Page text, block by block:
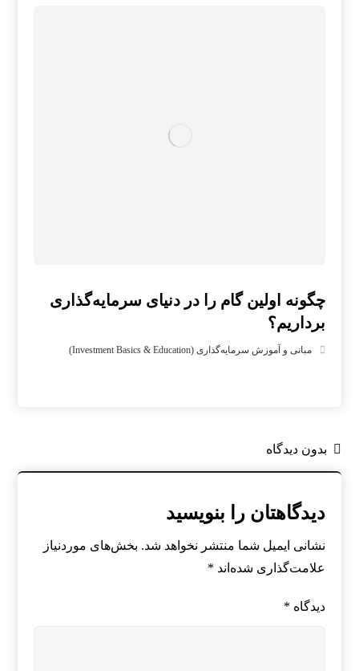
چگونه اولین گام را در دنیای سرمایه‌گذاری
برداریم؟
مبانی و آموزش سرمایه‌گذاری (Investment Basics & Education)
بدون دیدگاه
دیدگاهتان را بنویسید
نشانی ایمیل شما منتشر نخواهد شد. بخش‌های موردنیاز
علامت‌گذاری شده‌اند *
دیدگاه *